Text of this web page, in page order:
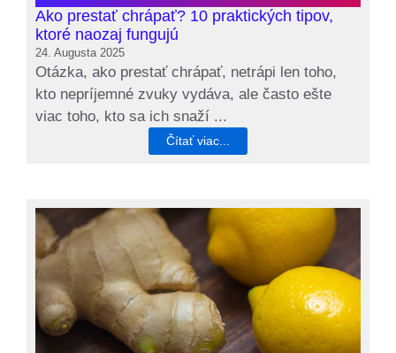
Ako prestať chrápať? 10 praktických tipov,
ktoré naozaj fungujú
24. Augusta 2025
Otázka, ako prestať chrápať, netrápi len toho,
kto nepríjemné zvuky vydáva, ale často ešte
viac toho, kto sa ich snaží ...
Čítať viac...